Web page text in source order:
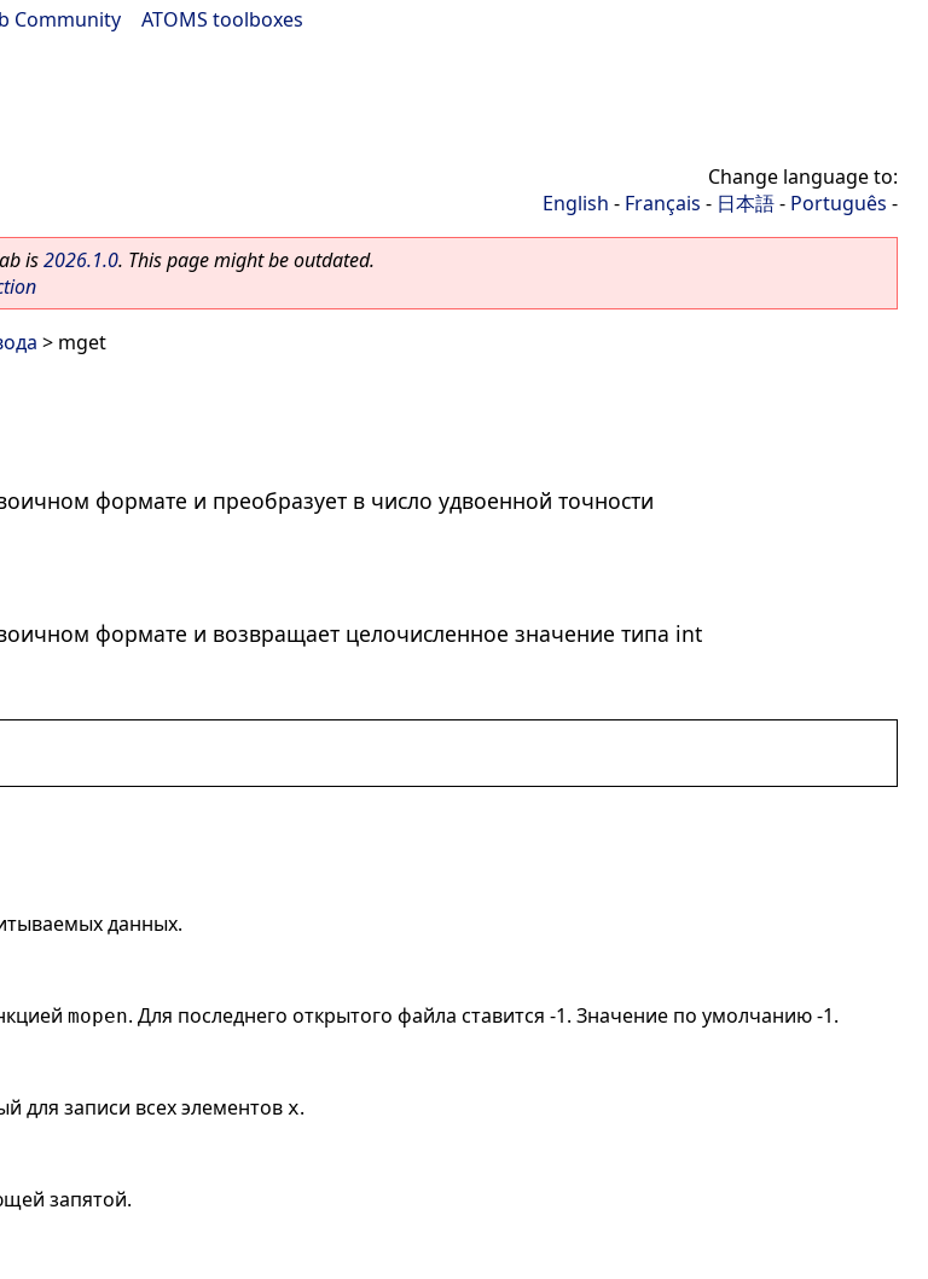
Community ATOMS toolboxes
Change language to:
English - Français - 日本語- Português -
is2026.1.0. This page might be outdated.
> mget
формате и преобразует в число удвоенной точности
формате и возвращает целочисленное значение типа int
данных.
mopen. Для последнего открытого файла ставится -1. Значение по умолчанию -1.
для записи всех элементов x.
запятой.